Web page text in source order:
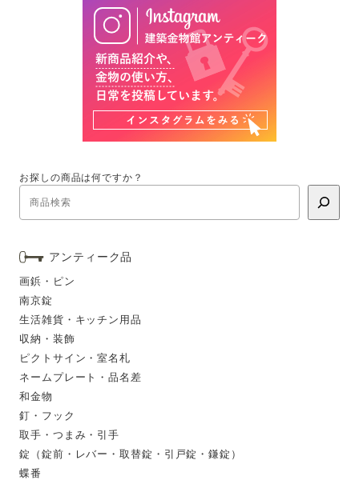
お探しの商品は何ですか？
アンティーク品
画鋲・ピン
南京錠
生活雑貨・キッチン用品
収納・装飾
ピクトサイン・室名札
ネームプレート・品名差
和金物
釘・フック
取手・つまみ・引手
錠（錠前・レバー・取替錠・引戸錠・鎌錠）
蝶番